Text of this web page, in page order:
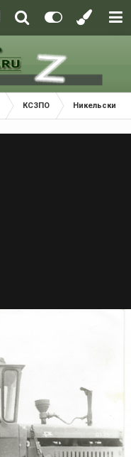
КСЗПО Никельский